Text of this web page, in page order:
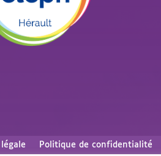
Politique de confidentialité